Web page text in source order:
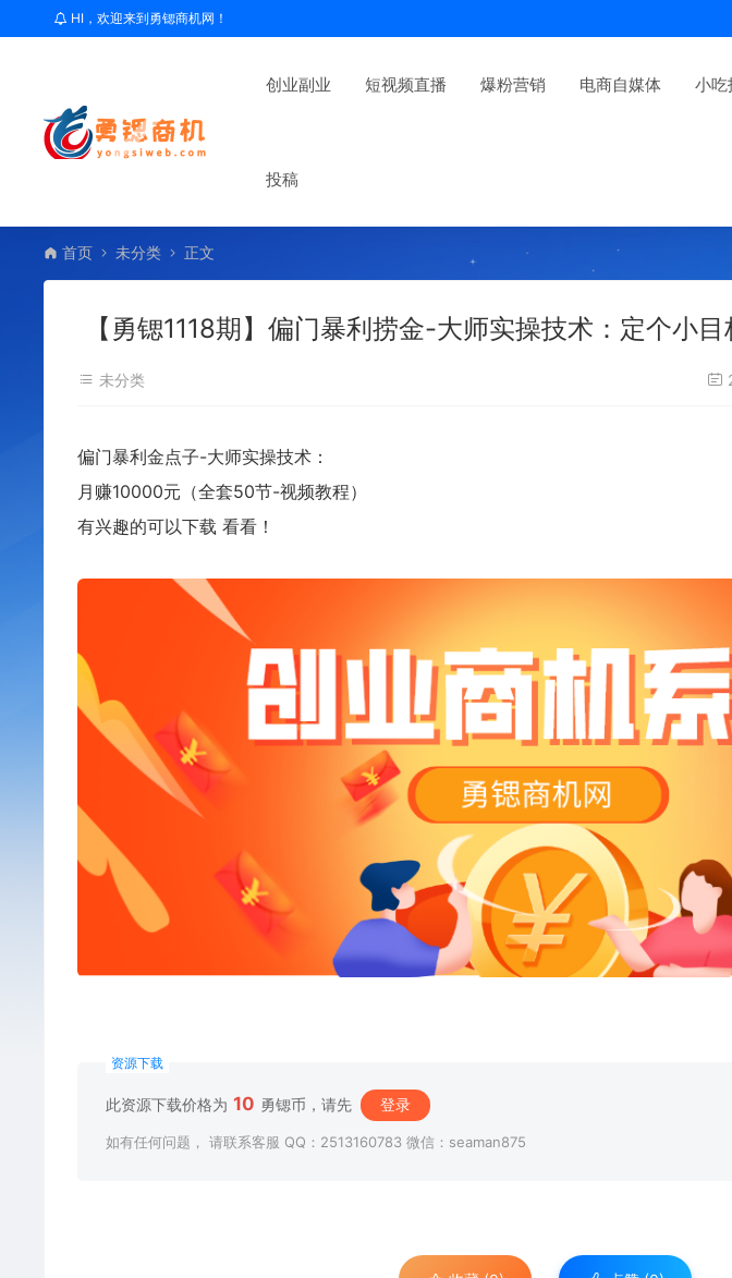
HI，欢迎来到勇锶商机网！
创业副业 短视频直播 爆粉营销 电商自媒体 小吃
投稿
首页 未分类 正文
【勇锶1118期】偏门暴利捞金-大师实操技术：定个小
未分类
偏门暴利金点子-大师实操技术：
月赚10000元（全套50节-视频教程）
有兴趣的可以下载 看看！
资源下载
此资源下载价格为 10 勇锶币，请先 登录
如有任何问题， 请联系客服 QQ：2513160783 微信：seaman875